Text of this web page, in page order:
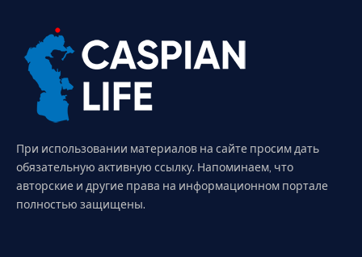
При использовании материалов на сайте просим дать
обязательную активную ссылку. Напоминаем, что
авторские и другие права на информационном портале
полностью защищены.